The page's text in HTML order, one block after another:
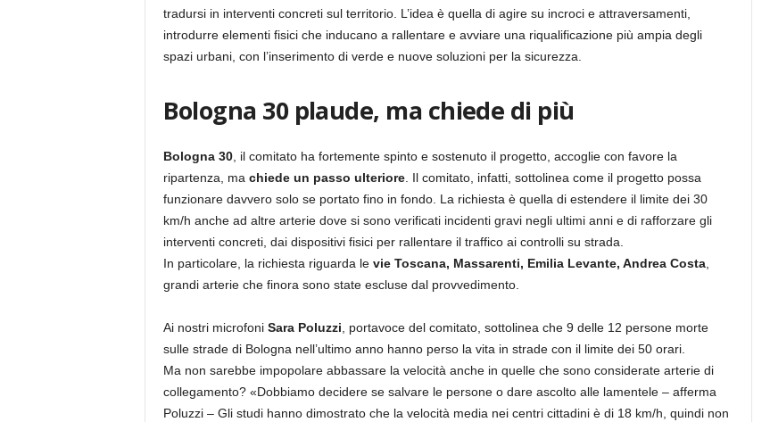
tradursi in interventi concreti sul territorio. L’idea è quella di agire su incroci e attraversamenti,
introdurre elementi fisici che inducano a rallentare e avviare una riqualificazione più ampia degli
spazi urbani, con l’inserimento di verde e nuove soluzioni per la sicurezza.
Bologna 30 plaude, ma chiede di più
Bologna 30, il comitato ha fortemente spinto e sostenuto il progetto, accoglie con favore la
ripartenza, ma chiede un passo ulteriore. Il comitato, infatti, sottolinea come il progetto possa
funzionare davvero solo se portato fino in fondo. La richiesta è quella di estendere il limite dei 30
km/h anche ad altre arterie dove si sono verificati incidenti gravi negli ultimi anni e di rafforzare gli
interventi concreti, dai dispositivi fisici per rallentare il traffico ai controlli su strada.
In particolare, la richiesta riguarda le vie Toscana, Massarenti, Emilia Levante, Andrea Costa,
grandi arterie che finora sono state escluse dal provvedimento.
Ai nostri microfoni Sara Poluzzi , portavoce del comitato, sottolinea che 9 delle 12 persone morte
sulle strade di Bologna nell’ultimo anno hanno perso la vita in strade con il limite dei 50 orari.
Ma non sarebbe impopolare abbassare la velocità anche in quelle che sono considerate arterie di
collegamento? «Dobbiamo decidere se salvare le persone o dare ascolto alle lamentele – afferma
Poluzzi – Gli studi hanno dimostrato che la velocità media nei centri cittadini è di 18 km/h, quindi non